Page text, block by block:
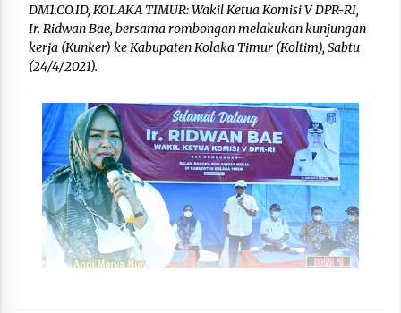
DM1.CO.ID, KOLAKA TIMUR: Wakil Ketua Komisi V DPR-RI,
Ir. Ridwan Bae, bersama rombongan melakukan kunjungan
kerja (Kunker) ke Kabupaten Kolaka Timur (Koltim), Sabtu
(24/4/2021).